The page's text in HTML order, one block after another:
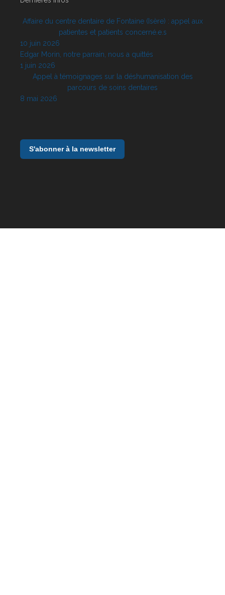
Affaire du centre dentaire de Fontaine (Isère) : appel aux
patientes et patients concerné.e.s
10 juin 2026
Edgar Morin, notre parrain, nous a quittés
1 juin 2026
Appel à témoignages sur la déshumanisation des
parcours de soins dentaires
8 mai 2026
S'abonner à la newsletter